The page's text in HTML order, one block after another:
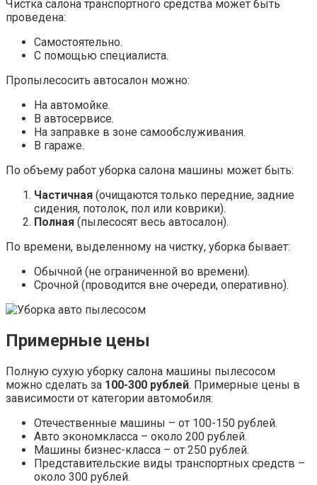
Чистка салона транспортного средства может быть
проведена:
Самостоятельно.
С помощью специалиста.
Пропылесосить автосалон можно:
На автомойке.
В автосервисе.
На заправке в зоне самообслуживания.
В гараже.
По объему работ уборка салона машины может быть:
Частичная (очищаются только передние, задние
сидения, потолок, пол или коврики).
Полная (пылесосят весь автосалон).
По времени, выделенному на чистку, уборка бывает:
Обычной (не ограниченной во времени).
Срочной (проводится вне очереди, оперативно).
Примерные цены
Полную сухую уборку салона машины пылесосом
можно сделать за 100-300 рублей. Примерные цены в
зависимости от категории автомобиля:
Отечественные машины – от 100-150 рублей.
Авто экономкласса – около 200 рублей.
Машины бизнес-класса – от 250 рублей.
Представительские виды транспортных средств –
около 300 рублей.